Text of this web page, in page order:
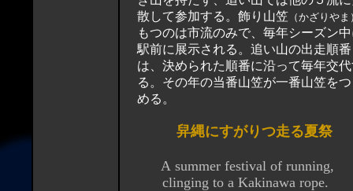
散して参加する。飾り山笠 （かざりやま
もつのは市流のみで、毎年シーズン
駅前に展示される。追い山の出走順番
は、決められた順番に沿って毎年交
る。その年の当番山笠が一番山笠を
める。
舁縄にすがりつ走る夏祭
A summer festival of running,
clinging to a Kakinawa rope.